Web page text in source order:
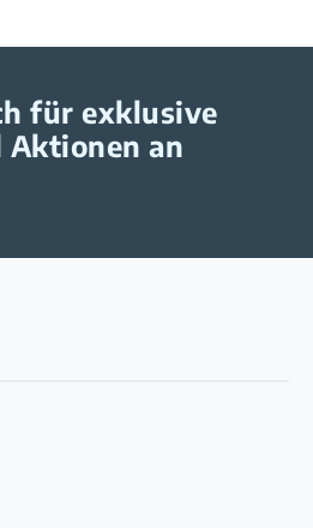
für exklusive
Aktionen an